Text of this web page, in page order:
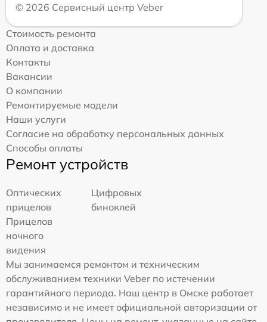
© 2026 Сервисный центр Veber
Стоимость ремонта
Оплата и доставка
Контакты
Вакансии
О компании
Ремонтируемые модели
Наши услуги
Согласие на обработку персональных данных
Способы оплаты
Ремонт устройств
Оптических
прицелов
Цифровых
биноклей
Прицелов
ночного
видения
Мы занимаемся ремонтом и техническим
обслуживанием техники Veber по истечении
гарантийного периода. Наш центр в Омске работает
независимо и не имеет официальной авторизации от